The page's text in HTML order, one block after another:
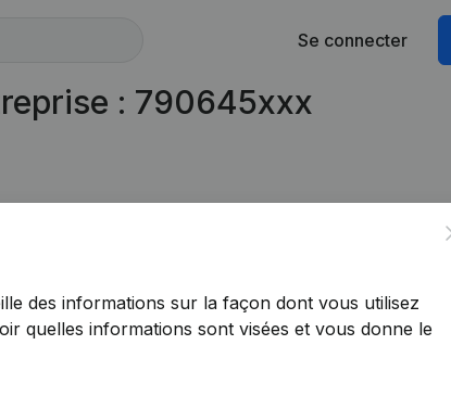
Se connecter
: 790645xxx
des informations sur la façon dont vous utilisez
quelles informations sont visées et vous donne le